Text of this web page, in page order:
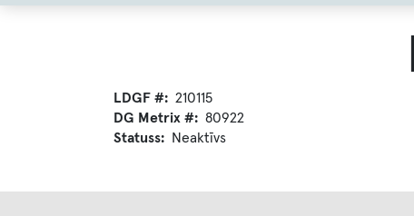
menu
LDGF #
210115
DG Metrix #
80922
Statuss
Neaktīvs